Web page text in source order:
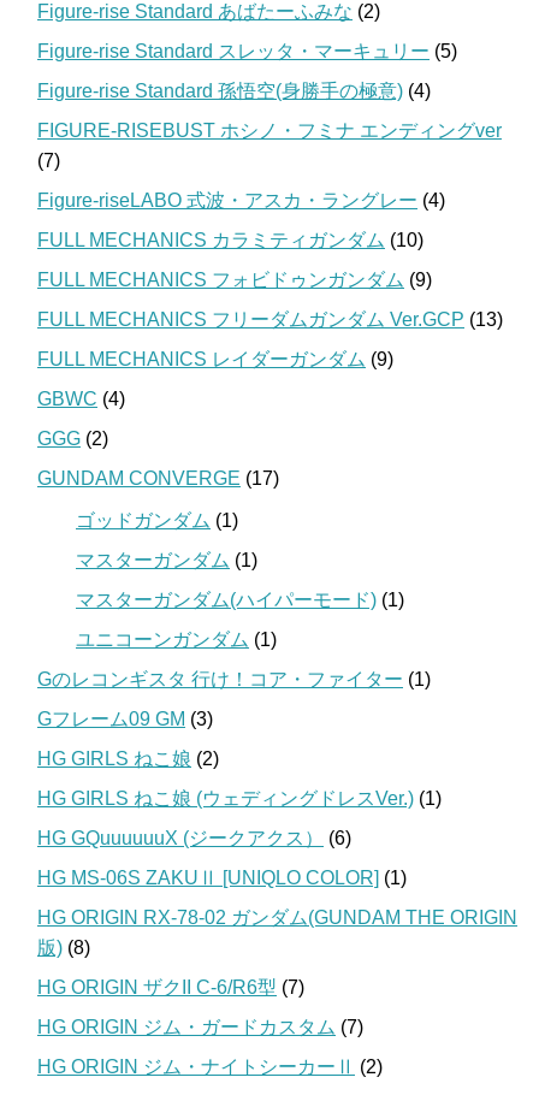
Figure-rise Standard あばたーふみな (2)
Figure-rise Standard スレッタ・マーキュリー (5)
Figure-rise Standard 孫悟空(身勝手の極意) (4)
FIGURE-RISEBUST ホシノ・フミナ エンディングver
(7)
Figure-riseLABO 式波・アスカ・ラングレー (4)
FULL MECHANICS カラミティガンダム (10)
FULL MECHANICS フォビドゥンガンダム (9)
FULL MECHANICS フリーダムガンダム Ver.GCP (13)
FULL MECHANICS レイダーガンダム (9)
GBWC (4)
GGG (2)
GUNDAM CONVERGE (17)
ゴッドガンダム (1)
マスターガンダム (1)
マスターガンダム(ハイパーモード) (1)
ユニコーンガンダム (1)
Gのレコンギスタ 行け！コア・ファイター (1)
Gフレーム09 GM (3)
HG GIRLS ねこ娘 (2)
HG GIRLS ねこ娘 (ウェディングドレスVer.) (1)
HG GQuuuuuuX (ジークアクス）
(6)
HG MS-06S ZAKUⅡ [UNIQLO COLOR] (1)
HG ORIGIN RX-78-02 ガンダム(GUNDAM THE ORIGIN
版) (8)
HG ORIGIN ザクII C-6/R6型 (7)
HG ORIGIN ジム・ガードカスタム (7)
HG ORIGIN ジム・ナイトシーカーⅡ (2)